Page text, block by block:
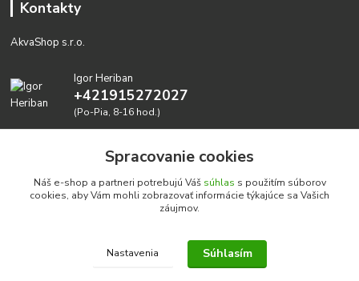
Kontakty
AkvaShop s.r.o.
Igor Heriban
+421915272027
(Po-Pia, 8-16 hod.)
Realizujeme prírodné akvária: AkvaShop s.r.o. • IBAN:
SK3911000000002947087849
Spracovanie cookies
Náš e-shop a partneri potrebujú Váš súhlas s použitím súborov
cookies, aby Vám mohli zobrazovať informácie týkajúce sa Vašich
záujmov.
Nastavenia Súhlasím